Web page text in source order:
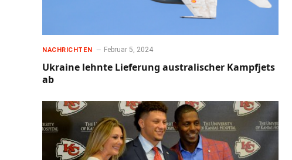
NACHRICHTEN Februar 5, 2024
Ukraine lehnte Lieferung australischer Kampfjets
ab